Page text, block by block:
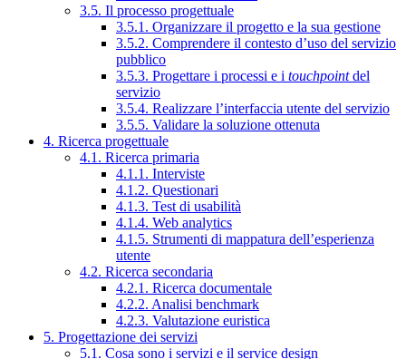
3.5. Il processo progettuale
3.5.1. Organizzare il progetto e la sua gestione
3.5.2. Comprendere il contesto d’uso del servizio
pubblico
3.5.3. Progettare i processi e i touchpointdel
servizio
3.5.4. Realizzare l’interfaccia utente del servizio
3.5.5. Validare la soluzione ottenuta
4. Ricerca progettuale
4.1. Ricerca primaria
4.1.1. Interviste
4.1.2. Questionari
4.1.3. Test di usabilità
4.1.4. Web analytics
4.1.5. Strumenti di mappatura dell’esperienza
utente
4.2. Ricerca secondaria
4.2.1. Ricerca documentale
4.2.2. Analisi benchmark
4.2.3. Valutazione euristica
5. Progettazione dei servizi
5.1. Cosa sono i servizi e il service design